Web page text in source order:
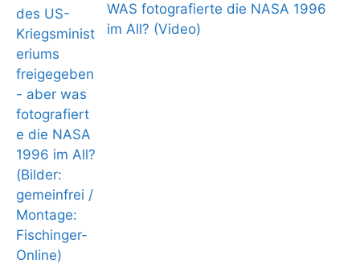
WAS fotografierte die NASA 1996
im All? (Video)